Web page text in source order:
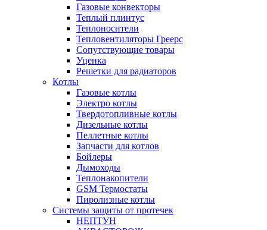
Газовые конвекторы
Теплый плинтус
Теплоносители
Тепловентиляторы Греерс
Сопутствующие товары
Уценка
Решетки для радиаторов
Котлы
Газовые котлы
Электро котлы
Твердотопливные котлы
Дизельные котлы
Пеллетные котлы
Запчасти для котлов
Бойлеры
Дымоходы
Теплонакопители
GSM Термостаты
Пиролизные котлы
Системы защиты от протечек
НЕПТУН